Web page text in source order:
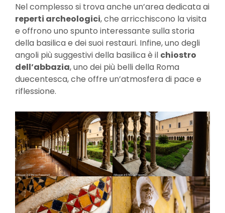
Nel complesso si trova anche un’area dedicata ai
reperti archeologici, che arricchiscono la visita
e offrono uno spunto interessante sulla storia
della basilica e dei suoi restauri. Infine, uno degli
angoli più suggestivi della basilica è il chiostro
dell’abbazia, uno dei più belli della Roma
duecentesca, che offre un’atmosfera di pace e
riflessione.